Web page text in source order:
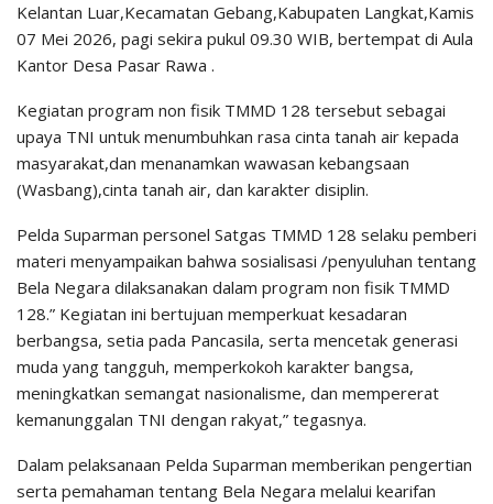
Kelantan Luar,Kecamatan Gebang,Kabupaten Langkat,Kamis
07 Mei 2026, pagi sekira pukul 09.30 WIB, bertempat di Aula
Kantor Desa Pasar Rawa .
Kegiatan program non fisik TMMD 128 tersebut sebagai
upaya TNI untuk menumbuhkan rasa cinta tanah air kepada
masyarakat,dan menanamkan wawasan kebangsaan
(Wasbang),cinta tanah air, dan karakter disiplin.
Pelda Suparman personel Satgas TMMD 128 selaku pemberi
materi menyampaikan bahwa sosialisasi /penyuluhan tentang
Bela Negara dilaksanakan dalam program non fisik TMMD
128.” Kegiatan ini bertujuan memperkuat kesadaran
berbangsa, setia pada Pancasila, serta mencetak generasi
muda yang tangguh, memperkokoh karakter bangsa,
meningkatkan semangat nasionalisme, dan mempererat
kemanunggalan TNI dengan rakyat,” tegasnya.
Dalam pelaksanaan Pelda Suparman memberikan pengertian
serta pemahaman tentang Bela Negara melalui kearifan